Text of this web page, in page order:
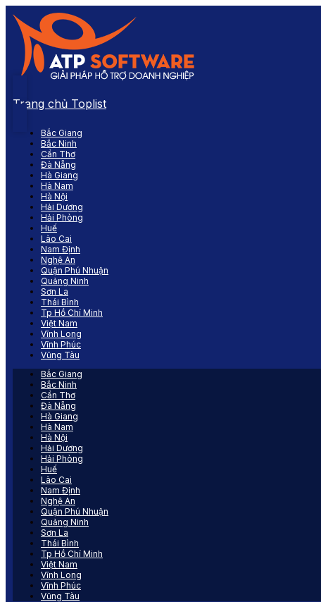
Trang chủ Toplist
Bắc Giang
Bắc Ninh
Cần Thơ
Đà Nẵng
Hà Giang
Hà Nam
Hà Nội
Hải Dương
Hải Phòng
Huế
Lào Cai
Nam Định
Nghệ An
Quận Phú Nhuận
Quảng Ninh
Sơn La
Thái Bình
Tp Hồ Chí Minh
Việt Nam
Vĩnh Long
Vĩnh Phúc
Vũng Tàu
Bắc Giang
Bắc Ninh
Cần Thơ
Đà Nẵng
Hà Giang
Hà Nam
Hà Nội
Hải Dương
Hải Phòng
Huế
Lào Cai
Nam Định
Nghệ An
Quận Phú Nhuận
Quảng Ninh
Sơn La
Thái Bình
Tp Hồ Chí Minh
Việt Nam
Vĩnh Long
Vĩnh Phúc
Vũng Tàu